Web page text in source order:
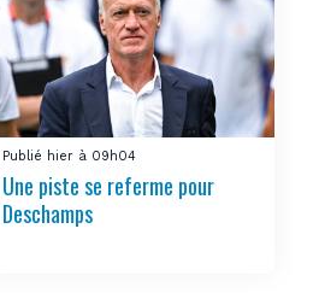
Publié hier à 09h04
Une piste se referme pour
Deschamps